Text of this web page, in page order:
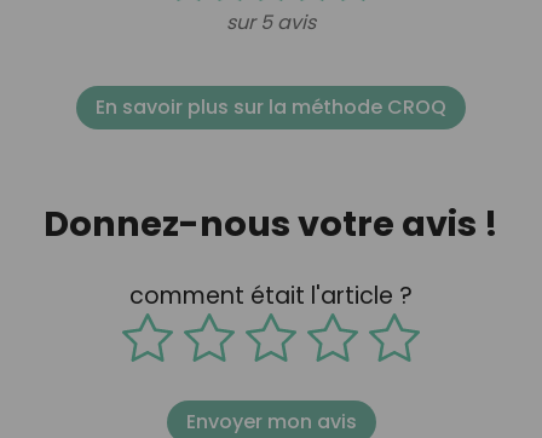
sur 5 avis
En savoir plus sur la méthode CROQ
Donnez-nous votre avis !
comment était l'article ?
Envoyer mon avis